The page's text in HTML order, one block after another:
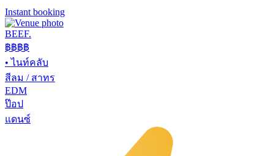
Instant booking
BEEF.
฿฿฿฿
•ไนท์คลับ
สีลม / สาทร
EDM
ป๊อป
แดนซ์